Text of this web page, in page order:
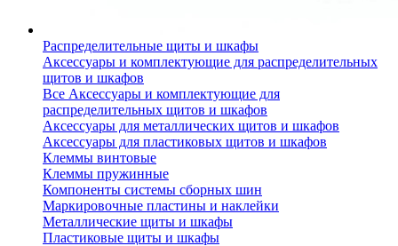
Распределительные щиты и шкафы
Аксессуары и комплектующие для распределительных
щитов и шкафов
Все Аксессуары и комплектующие для
распределительных щитов и шкафов
Аксессуары для металлических щитов и шкафов
Аксессуары для пластиковых щитов и шкафов
Клеммы винтовые
Клеммы пружинные
Компоненты системы сборных шин
Маркировочные пластины и наклейки
Металлические щиты и шкафы
Пластиковые щиты и шкафы